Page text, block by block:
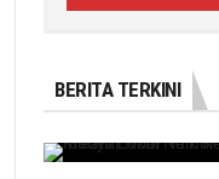
BERITA TERKINI